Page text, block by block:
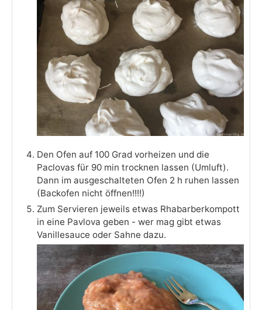
Den Ofen auf 100 Grad vorheizen und die
Paclovas für 90 min trocknen lassen (Umluft).
Dann im ausgeschalteten Ofen 2 h ruhen lassen
(Backofen nicht öffnen!!!!)
Zum Servieren jeweils etwas Rhabarberkompott
in eine Pavlova geben - wer mag gibt etwas
Vanillesauce oder Sahne dazu.